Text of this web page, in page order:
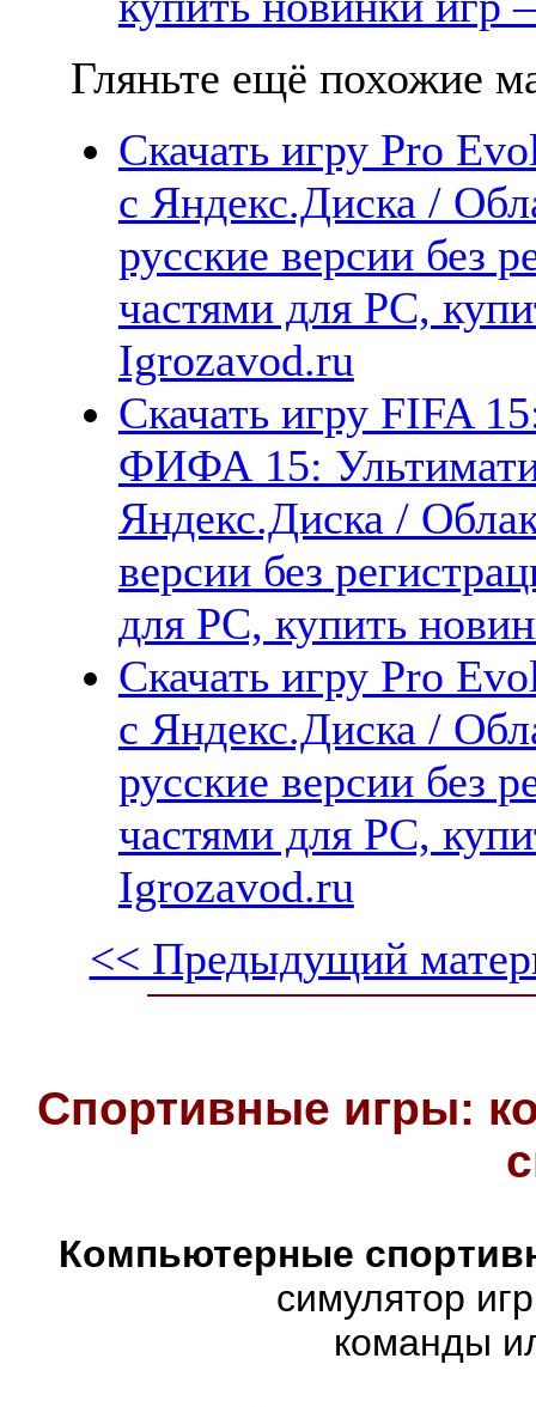
Гляньте ещё похожие
Скачать игру Pro
с Яндекс.Диска /
русские версии без
частями для PC,
Igrozavod.ru
Скачать игру FIFA
ФИФА 15:
Яндекс.Диска /
версии без
для PC, купить
Скачать игру Pro
с Яндекс.Диска /
русские версии без
частями для PC,
Igrozavod.ru
<< Предыдущий
Спортивные игры:
Компьютерные
симулятор
команды